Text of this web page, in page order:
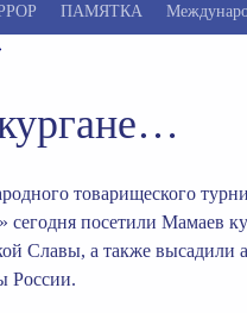
ПАМЯТКА
товарищеского
посетили Мамаев
Славы, а также высадили
России.